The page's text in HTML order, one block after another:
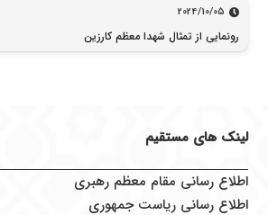
2024/10/05
رونمایی از تمثال شهدا معظم کارزین
لینک های مستقیم
اطلاع رسانی مقام معظم رهبری
اطلاع رسانی ریاست جمهوری